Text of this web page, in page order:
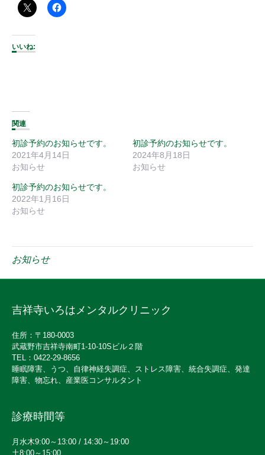
いいね:
関連
初診予約のお知らせです。
2021年4月14日
お知らせ
初診予約のお知らせです。
2024年8月18日
お知らせ
初診予約のお知らせです。
2022年1月16日
お知らせ
お知らせ
吉祥寺いろはメンタルクリニック
住所：〒180-0003
武蔵野市吉祥寺南町1-10-10Sビル２階
TEL：0422-29-8656
睡眠障害、うつ、自律神経失調症、ストレス障害、統合失調症、発達
障害、物忘れ、産業医コンサルタント
診療時間等
月水木9:00～13:00 / 14:30～19:00
土8:00～15:00